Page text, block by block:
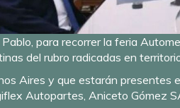
para recorrer la feria
del rubro radicadas en
Aires y que estarán
Autopartes, Aniceto Gómez